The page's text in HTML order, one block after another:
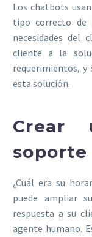
Los chatbots
tipo correcto de
necesidades del
cliente a la
requerimientos, y
esta solución.
Crear
soporte
¿Cuál era su
puede ampliar
respuesta a su
agente humano.